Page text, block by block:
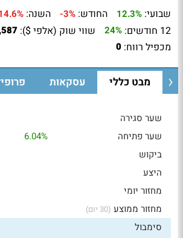
שבועי: 12.3% החודש: -3% השנה:
12 חודשים: 24% שווי שוק (אלפי $):
מכפיל רווח: 0
מבט כללי עסקאות
שער סגירה
שער פתיחה
6.04%
ביקוש
היצע
מחזור יומי
מחזור ממוצע (30 יום)
סימבול